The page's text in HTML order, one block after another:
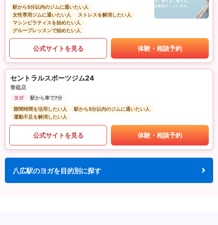
駅から5分以内のジムに通いたい人
女性専用ジムに通いたい人
ストレスを解消したい人
マシンピラティスを始めたい人
グループレッスンで始めたい人
公式サイトを見る 体験・相談予約
セントラルスポーツジム24
青砥店
ヨガ
駅から車で7分
隙間時間を活用したい人
駅から5分以内のジムに通いたい人
運動不足を解消したい人
公式サイトを見る 体験・相談予約
八広駅のヨガを目的別に探す